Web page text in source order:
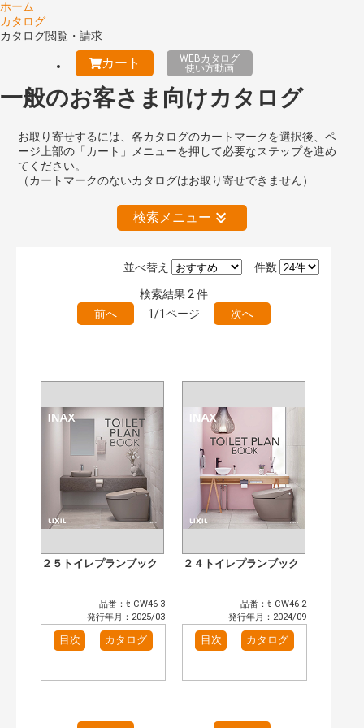
ホーム
カタログ
カタログ閲覧・請求
カート
WEBカタログ
使い方動画
一般のお客さま向けカタログ
お取り寄せするには、各カタログのカートマークを選択後、ペ
ージ上部の「カート」メニューを押して必要なステップを進め
てください。
（カートマークのないカタログはお取り寄せできません）
検索メニュー
絞り込みの解除
まずはここから（2）
施工イメージ・アイデア集（2）
リフォームおすすめ（2）
省エネ住宅関連（1）
補助金・優遇制度を知る（1）
カテゴリー
窓・シャッター（1）
玄関ドア・引戸（5）
インテリア建材（6）
浴室（6）
太陽光発電・屋根・外壁（1）
終了年:
検索
件数
並べ替え
検索結果 2 件
前へ
1/1ページ 次へ
２５トイレプランブック
品番：ｾ-CW46-3
発行年月：2025/03
目次 カタログ
２４トイレプランブック
品番：ｾ-CW46-2
発行年月：2024/09
目次 カタログ